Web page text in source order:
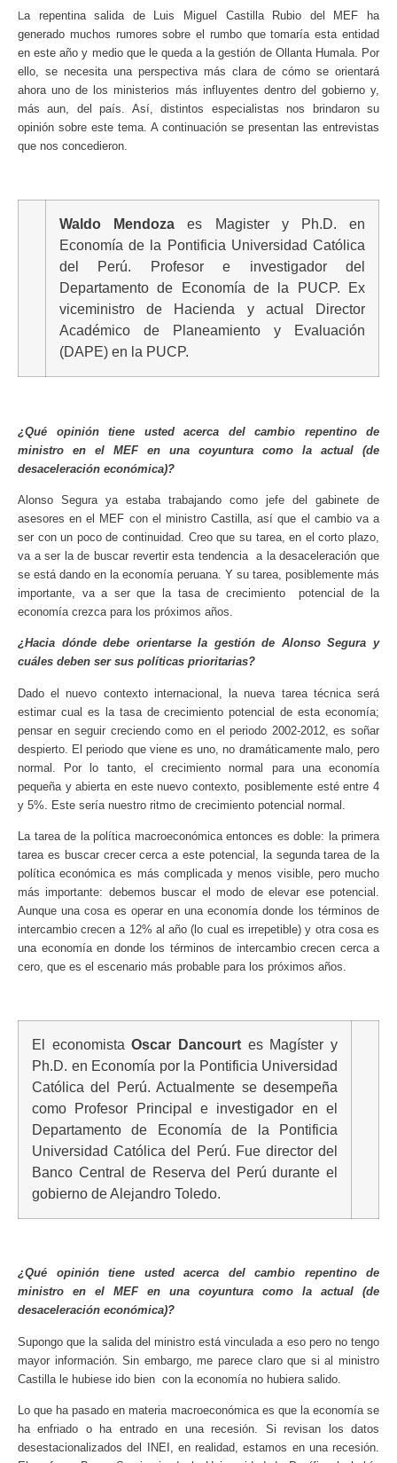
La repentina salida de Luis Miguel Castilla Rubio del MEF ha
generado muchos rumores sobre el rumbo que tomaría esta entidad
en este año y medio que le queda a la gestión de Ollanta Humala. Por
ello, se necesita una perspectiva más clara de cómo se orientará
ahora uno de los ministerios más influyentes dentro del gobierno y,
más aun, del país. Así, distintos especialistas nos brindaron su
opinión sobre este tema. A continuación se presentan las entrevistas
que nos concedieron.
Waldo Mendoza es Magister y Ph.D. en
Economía de la Pontificia Universidad Católica
del Perú. Profesor e investigador del
Departamento de Economía de la PUCP. Ex
viceministro de Hacienda y actual Director
Académico de Planeamiento y Evaluación
(DAPE) en la PUCP.
¿Qué opinión tiene usted acerca del cambio repentino de
ministro en el MEF en una coyuntura como la actual (de
desaceleración económica)?
Alonso Segura ya estaba trabajando como jefe del gabinete de
asesores en el MEF con el ministro Castilla, así que el cambio va a
ser con un poco de continuidad. Creo que su tarea, en el corto plazo,
va a ser la de buscar revertir esta tendencia a la desaceleración que
se está dando en la economía peruana. Y su tarea, posiblemente más
importante, va a ser que la tasa de crecimiento potencial de la
economía crezca para los próximos años.
¿Hacia dónde debe orientarse la gestión de Alonso Segura y
cuáles deben ser sus políticas prioritarias?
Dado el nuevo contexto internacional, la nueva tarea técnica será
estimar cual es la tasa de crecimiento potencial de esta economía;
pensar en seguir creciendo como en el periodo 2002-2012, es soñar
despierto. El periodo que viene es uno, no dramáticamente malo, pero
normal. Por lo tanto, el crecimiento normal para una economía
pequeña y abierta en este nuevo contexto, posiblemente esté entre 4
y 5%. Este sería nuestro ritmo de crecimiento potencial normal.
La tarea de la política macroeconómica entonces es doble: la primera
tarea es buscar crecer cerca a este potencial, la segunda tarea de la
política económica es más complicada y menos visible, pero mucho
más importante: debemos buscar el modo de elevar ese potencial.
Aunque una cosa es operar en una economía donde los términos de
intercambio crecen a 12% al año (lo cual es irrepetible) y otra cosa es
una economía en donde los términos de intercambio crecen cerca a
cero, que es el escenario más probable para los próximos años.
El economistaOscar Dancourt es Magíster y
Ph.D. en Economía por la Pontificia Universidad
Católica del Perú. Actualmente se desempeña
como Profesor Principal e investigador en el
Departamento de Economía de la Pontificia
Universidad Católica del Perú. Fue director del
Banco Central de Reserva del Perú durante el
gobierno de Alejandro Toledo.
¿Qué opinión tiene usted acerca del cambio repentino de
ministro en el MEF en una coyuntura como la actual (de
desaceleración económica)?
Supongo que la salida del ministro está vinculada a eso pero no tengo
mayor información. Sin embargo, me parece claro que si al ministro
Castilla le hubiese ido bien con la economía no hubiera salido.
Lo que ha pasado en materia macroeconómica es que la economía se
ha enfriado o ha entrado en una recesión. Si revisan los datos
desestacionalizados del INEI, en realidad, estamos en una recesión.